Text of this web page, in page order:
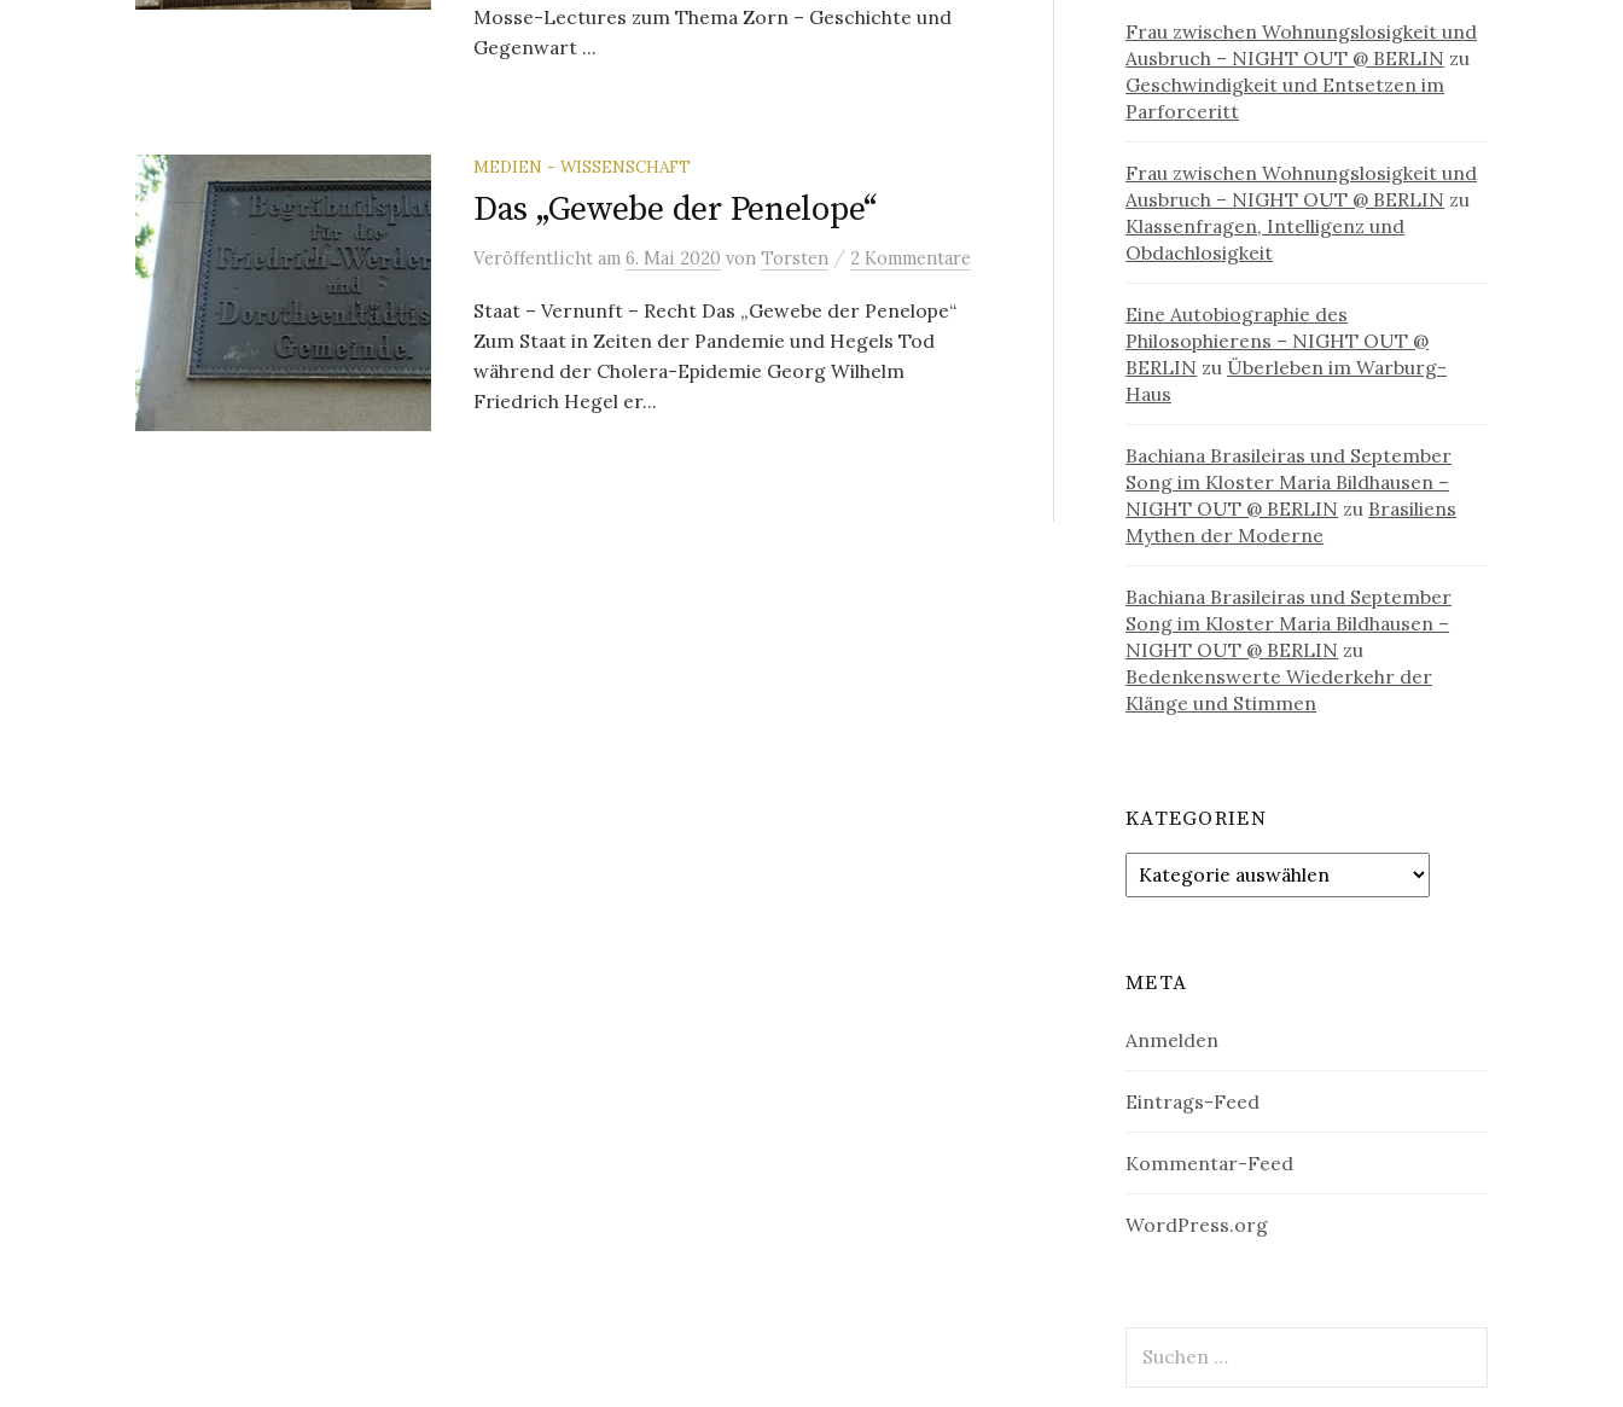
Mosse-Lectures zum Thema Zorn – Geschichte und
Gegenwart ...
MEDIEN - WISSENSCHAFT
Das „Gewebe der Penelope“
Veröffentlicht am 6. Mai 2020 von Torsten / 2 Kommentare
Staat – Vernunft – Recht Das „Gewebe der Penelope“
Zum Staat in Zeiten der Pandemie und Hegels Tod
während der Cholera-Epidemie Georg Wilhelm
Friedrich Hegel er...
Frau zwischen Wohnungslosigkeit und
Ausbruch – NIGHT OUT @ BERLIN zu
Geschwindigkeit und Entsetzen im
Parforceritt
Frau zwischen Wohnungslosigkeit und
Ausbruch – NIGHT OUT @ BERLIN zu
Klassenfragen, Intelligenz und
Obdachlosigkeit
Eine Autobiographie des
Philosophierens – NIGHT OUT @
BERLIN zu Überleben im Warburg-
Haus
Bachiana Brasileiras und September
Song im Kloster Maria Bildhausen –
NIGHT OUT @ BERLIN zu Brasiliens
Mythen der Moderne
Bachiana Brasileiras und September
Song im Kloster Maria Bildhausen –
NIGHT OUT @ BERLIN zu
Bedenkenswerte Wiederkehr der
Klänge und Stimmen
KATEGORIEN
Kategorien
META
Anmelden
Eintrags-Feed
Kommentar-Feed
WordPress.org
nach: